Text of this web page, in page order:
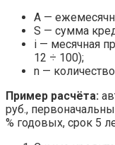
A —
S — сумма
i — месячная
12 ÷ 100);
n —
Пример расчёта:
руб.,
% годовых, срок 5